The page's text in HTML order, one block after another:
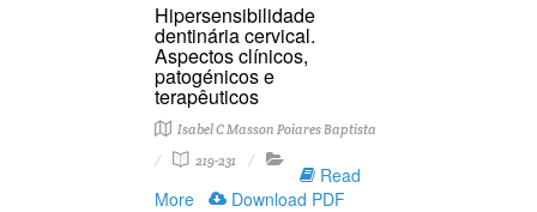
Hipersensibilidade
dentinária cervical.
Aspectos clínicos,
patogénicos e
terapêuticos
Isabel C Masson Poiares Baptista
219-231
Read
More
Download PDF